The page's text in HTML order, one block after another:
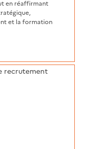
en réaffirmant
et la formation